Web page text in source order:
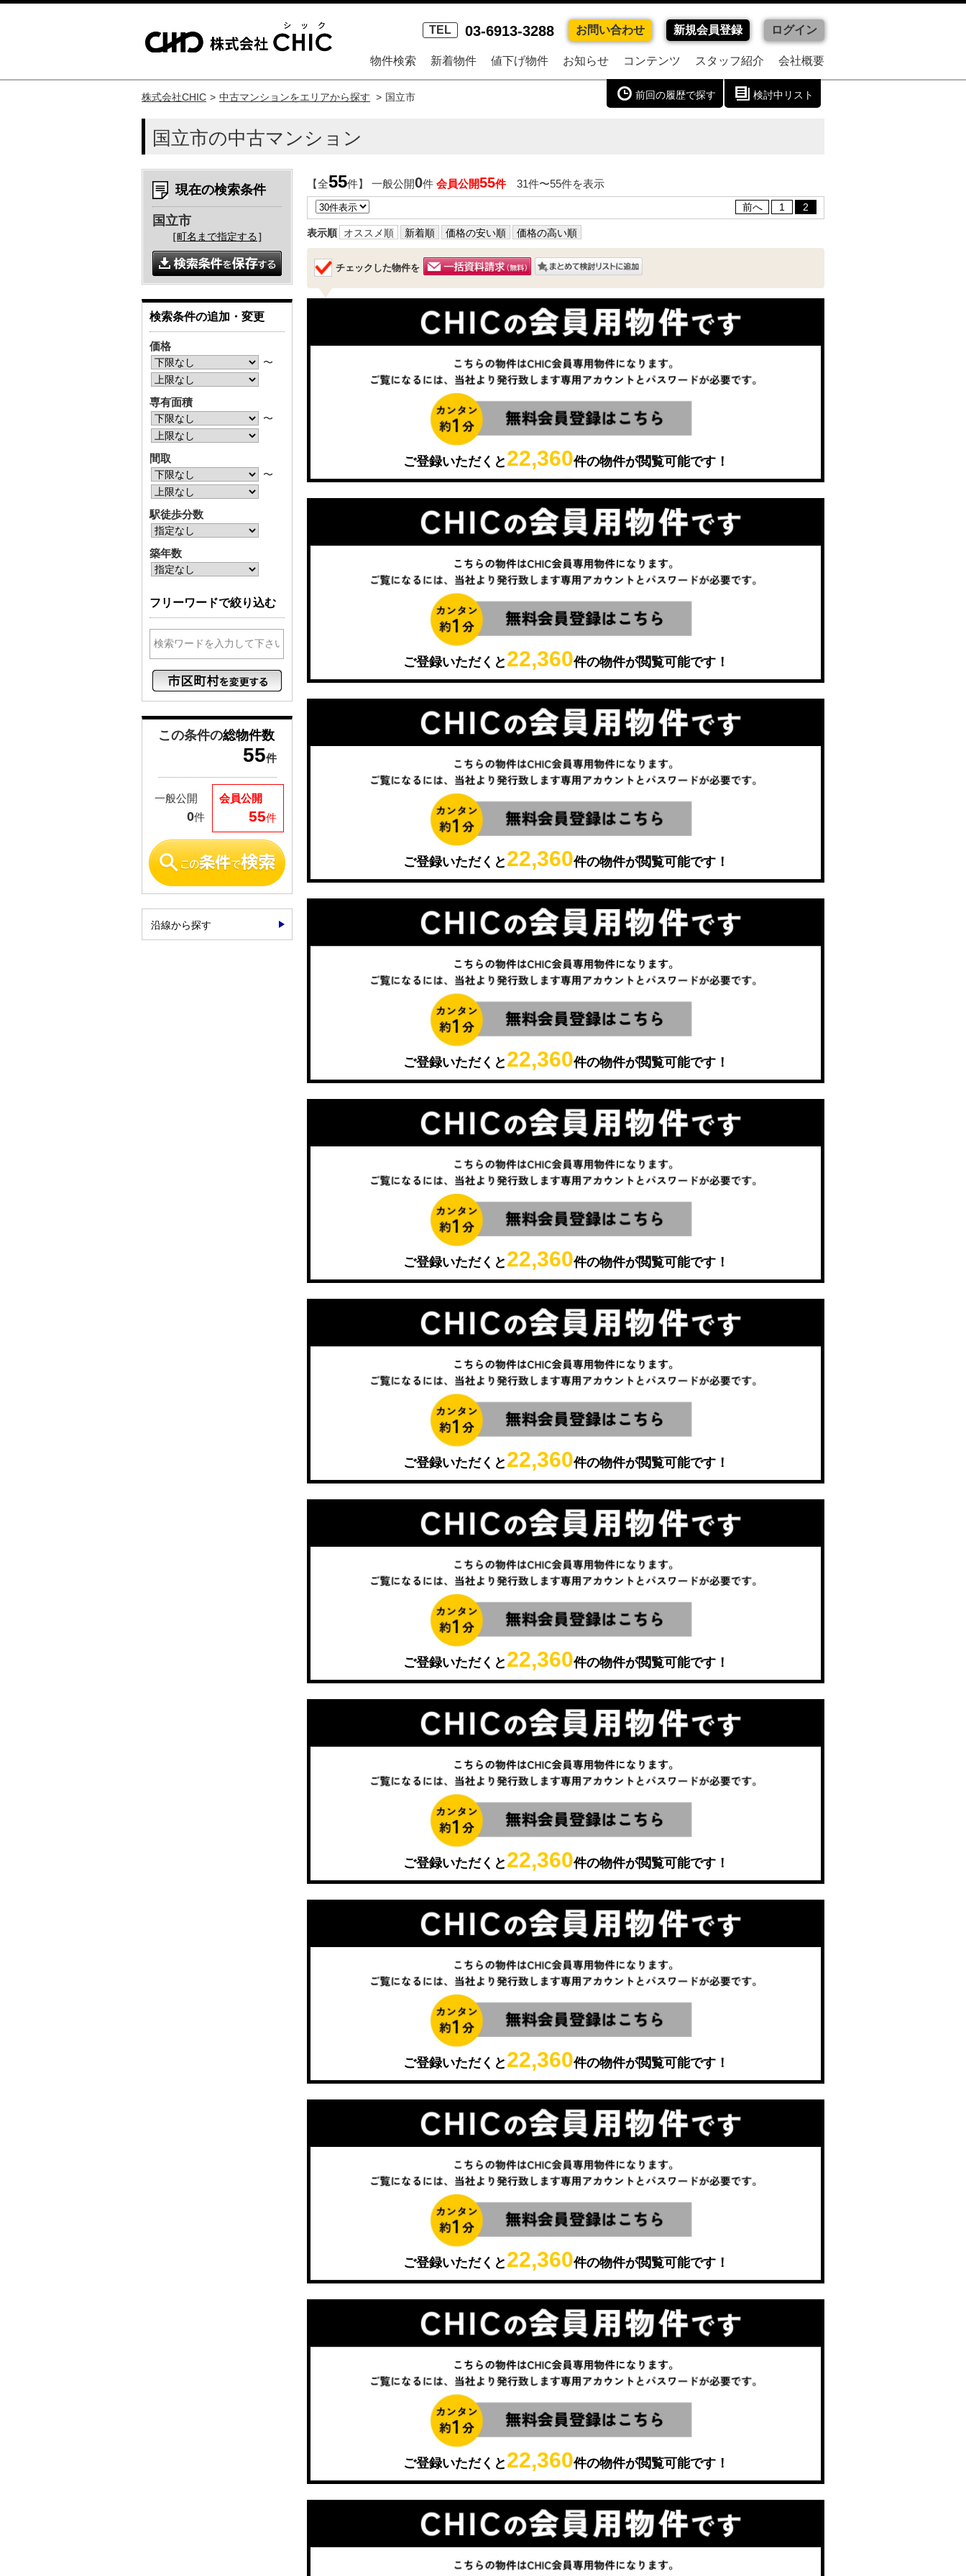
TEL 03-6913-3288 お問い合わせ 新規会員登録 ログイン
物件検索 新着物件 値下げ物件 お知らせ コンテンツ スタッフ紹介 会社概要
前回の履歴で探す 検討中リスト
株式会社CHIC 中古マンションをエリアから探す 国立市
国立市の中古マンション
【全55件】 一般公開0件 会員公開55件31件〜55件を表示
前へ 1 2
表示順 オススメ順 新着順 価格の安い順 価格の高い順
チェックした物件を
ご登録いただくと 22,360件の物件が閲覧可能です！
ご登録いただくと 22,360件の物件が閲覧可能です！
ご登録いただくと 22,360件の物件が閲覧可能です！
ご登録いただくと 22,360件の物件が閲覧可能です！
ご登録いただくと 22,360件の物件が閲覧可能です！
ご登録いただくと 22,360件の物件が閲覧可能です！
ご登録いただくと 22,360件の物件が閲覧可能です！
ご登録いただくと 22,360件の物件が閲覧可能です！
ご登録いただくと 22,360件の物件が閲覧可能です！
ご登録いただくと 22,360件の物件が閲覧可能です！
ご登録いただくと 22,360件の物件が閲覧可能です！
現在の検索条件
国立市
［町名まで指定する ］
検索条件の追加・変更
価格
〜
専有面積
〜
間取
〜
駅徒歩分数
築年数
フリーワードで絞り込む
この条件の総物件数
55件
会員公開
55件
一般公開
0件
沿線から探す